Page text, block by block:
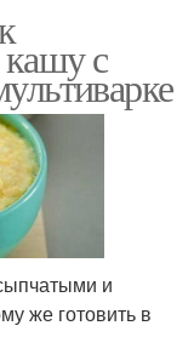
с
и
же готовить в